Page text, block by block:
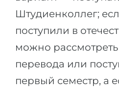
Штудиенколлег;
поступили в
можно
перевода или
первый семестр, а